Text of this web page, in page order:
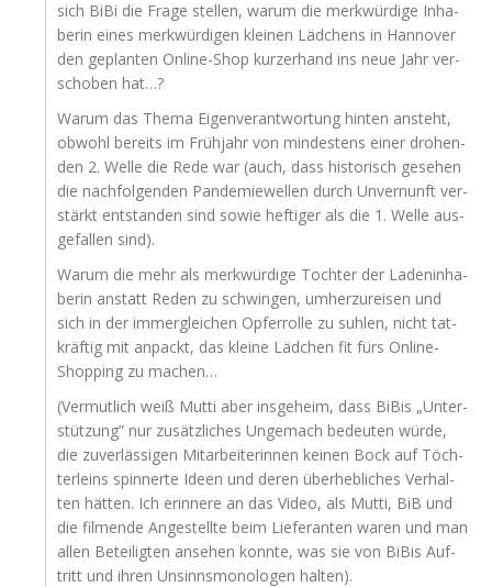
sich BiBi die Fra­ge stel­len, war­um die merk­wür­di­ge Inha­
be­rin eines merk­wür­di­gen klei­nen Läd­chens in Han­no­ver
den geplan­ten Online-Shop kur­zer­hand ins neue Jahr ver­
scho­ben hat…?
War­um das The­ma Eigen­ver­ant­wor­tung hin­ten ansteht,
obwohl bereits im Früh­jahr von min­des­tens einer dro­hen­
den 2. Wel­le die Rede war (auch, dass his­to­risch gese­hen
die nach­fol­gen­den Pan­de­mie­wel­len durch Unver­nunft ver­
stärkt ent­stan­den sind sowie hef­ti­ger als die 1. Wel­le aus­
ge­fal­len sind).
War­um die mehr als merk­wür­di­ge Toch­ter der Laden­in­ha­
be­rin anstatt Reden zu schwin­gen, umher­zu­rei­sen und
sich in der immer­glei­chen Opfer­rol­le zu suh­len, nicht tat­
kräf­tig mit anpackt, das klei­ne Läd­chen fit fürs Online-
Shop­ping zu machen…
(Ver­mut­lich weiß Mut­ti aber ins­ge­heim, dass BiBis „Unter­
stüt­zung” nur zusätz­li­ches Unge­mach bedeu­ten wür­de,
die zuver­läs­si­gen Mit­ar­bei­te­rin­nen kei­nen Bock auf Töch­
ter­leins spin­ner­te Ideen und deren über­heb­li­ches Ver­hal­
ten hät­ten. Ich erin­ne­re an das Video, als Mut­ti, BiB und
die fil­men­de Ange­stell­te beim Lie­fe­ran­ten waren und man
allen Betei­lig­ten anse­hen konn­te, was sie von BiBis Auf­
tritt und ihren Unsinns­mo­no­lo­gen halten).